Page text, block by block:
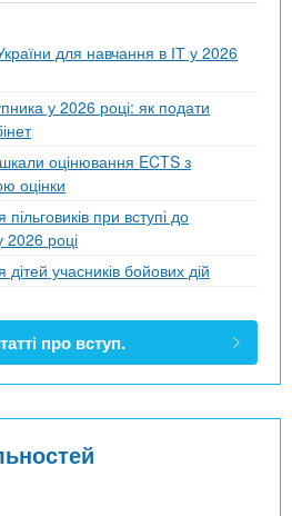
для навчання в ІТ у 2026
у 2026 році: як подати
шкали оцінювання ECTS з
оцінки
при вступі до
2026 році
учасників бойових дій
про вступ.